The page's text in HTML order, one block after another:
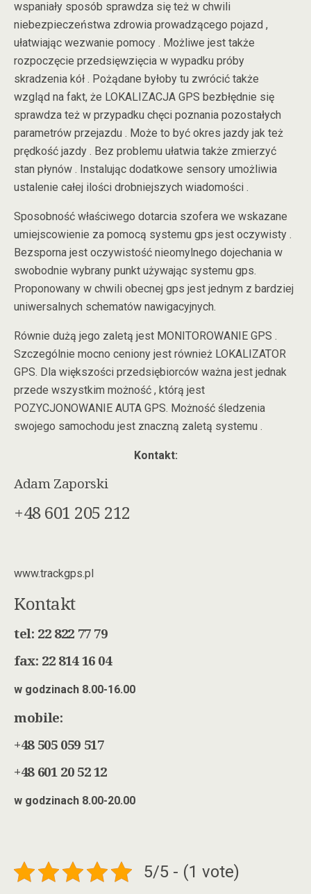
wspaniały sposób sprawdza się też w chwili
niebezpieczeństwa zdrowia prowadzącego pojazd ,
ułatwiając wezwanie pomocy . Możliwe jest także
rozpoczęcie przedsięwzięcia w wypadku próby
skradzenia kół . Pożądane byłoby tu zwrócić także
wzgląd na fakt, że LOKALIZACJA GPS bezbłędnie się
sprawdza też w przypadku chęci poznania pozostałych
parametrów przejazdu . Może to być okres jazdy jak też
prędkość jazdy . Bez problemu ułatwia także zmierzyć
stan płynów . Instalując dodatkowe sensory umożliwia
ustalenie całej ilości drobniejszych wiadomości .
Sposobność właściwego dotarcia szofera we wskazane
umiejscowienie za pomocą systemu gps jest oczywisty .
Bezsporna jest oczywistość nieomylnego dojechania w
swobodnie wybrany punkt używając systemu gps.
Proponowany w chwili obecnej gps jest jednym z bardziej
uniwersalnych schematów nawigacyjnych.
Równie dużą jego zaletą jest MONITOROWANIE GPS .
Szczególnie mocno ceniony jest również LOKALIZATOR
GPS. Dla większości przedsiębiorców ważna jest jednak
przede wszystkim możność , którą jest
POZYCJONOWANIE AUTA GPS. Możność śledzenia
swojego samochodu jest znaczną zaletą systemu .
Kontakt:
Adam Zaporski
+48 601 205 212
www.trackgps.pl
Kontakt
tel: 22 822 77 79
fax: 22 814 16 04
w godzinach 8.00-16.00
mobile:
+48 505 059 517
+48 601 20 52 12
w godzinach 8.00-20.00
5/5 - (1 vote)